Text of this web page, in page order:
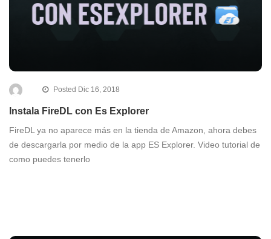
Posted Dic 16, 2018
Instala FireDL con Es Explorer
FireDL ya no aparece más en la tienda de Amazon, ahora debes
de descargarla por medio de la app ES Explorer. Video tutorial de
como puedes tenerlo